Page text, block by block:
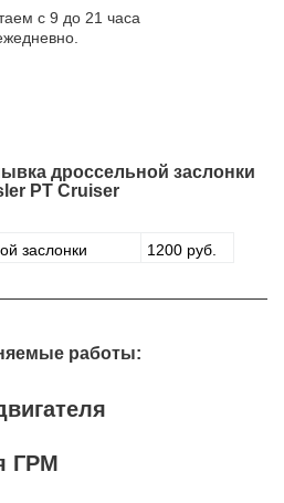
с 9 до 21 часа
дроссельной заслонки
PT Cruiser
заслонки 1200 руб.
работы:
ГРМ